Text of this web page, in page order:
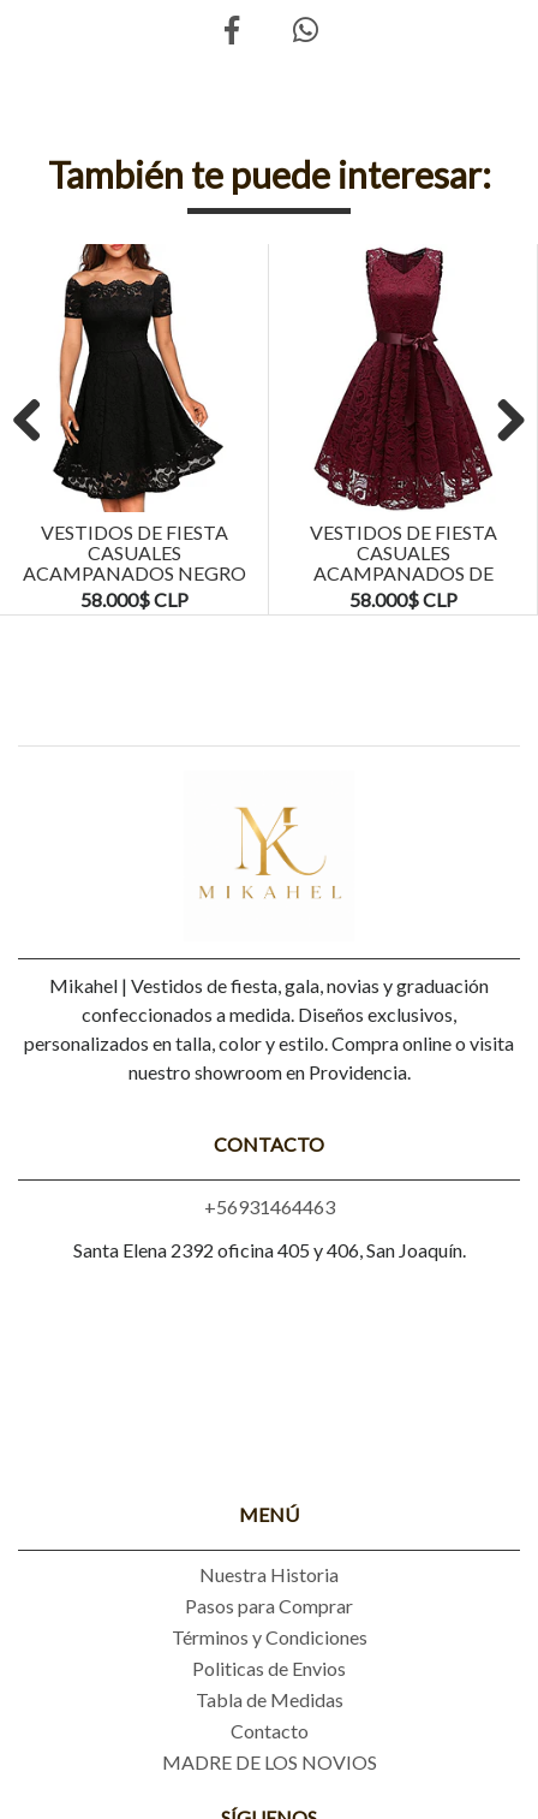
También te puede interesar:
VESTIDOS DE FIESTA
CASUALES
ACAMPANADOS NEGRO
TALLAS PLUS KADRIHEL
58.000$ CLP
VESTIDOS DE FIESTA
CASUALES
ACAMPANADOS DE
ENCAJE TALLAS PLUS
KADRIHEL
58.000$ CLP
Previous Next
Mikahel | Vestidos de fiesta, gala, novias y graduación
confeccionados a medida. Diseños exclusivos,
personalizados en talla, color y estilo. Compra online o visita
nuestro showroom en Providencia.
CONTACTO
+56931464463
Santa Elena 2392 oficina 405 y 406, San Joaquín.
MENÚ
Nuestra Historia
Pasos para Comprar
Términos y Condiciones
Politicas de Envios
Tabla de Medidas
Contacto
MADRE DE LOS NOVIOS